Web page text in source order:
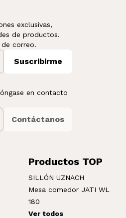
exclusivas,
de productos.
correo.
Suscribirme
en contacto
Contáctanos
Productos TOP
SILLÓN UZNACH
Mesa comedor JATI WL
180
Ver todos